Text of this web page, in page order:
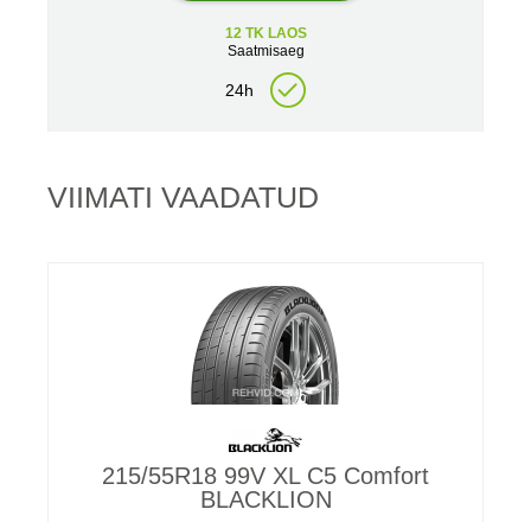
12 TK LAOS
Saatmisaeg
24h
VIIMATI VAADATUD
215/55R18 99V XL C5 Comfort
BLACKLION